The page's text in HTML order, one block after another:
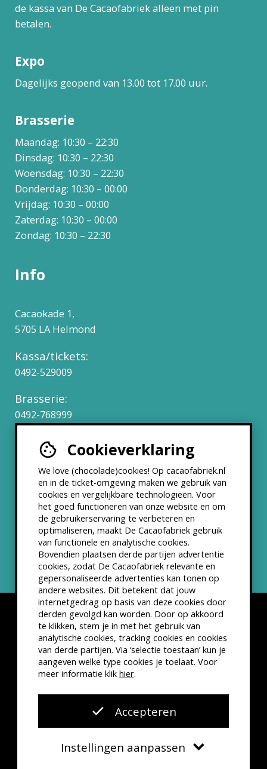
Cookieverklaring
We love (chocolade)cookies! Op cacaofabriek.nl
en in de ticket-omgeving maken we gebruik van
cookies en vergelijkbare technologieën. Voor
het goed functioneren van onze website en om
de gebruikerservaring te verbeteren en
optimaliseren, maakt De Cacaofabriek gebruik
van functionele en analytische cookies.
Bovendien plaatsen derde partijen advertentie
cookies, zodat De Cacaofabriek relevante en
gepersonaliseerde advertenties kan tonen op
andere websites. Dit betekent dat jouw
internetgedrag op basis van deze cookies door
derden gevolgd kan worden. Door op akkoord
te klikken, stem je in met het gebruik van
analytische cookies, tracking cookies en cookies
van derde partijen. Via ‘selectie toestaan’ kun je
aangeven welke type cookies je toelaat. Voor
meer informatie klik hier.
Accepteren
Instellingen aanpassen
de kassa van De Cacaofabriek alleen met pin
betalen.
Expo
Dagelijks geopend van 13.00 tot 17.00 uur.
Brasserie
Maandag: 10:30 – 22:30
Dinsdag: 10:30 – 22:30
Woensdag: 10:30 – 22:30
Donderdag: 10:30 – 00:00
Vrijdag: 10:30 – 00:00
Zaterdag: 10:30 – 00:00
Zondag: 10:30 – 22:30
Info
Cacaokade 1,
5705 LA Helmond
Kassa/tickets:
0492-529009
Brasserie:
0492-768999
Werken bij
Partners & Samenwerkingen
ANBI status
Nieuwsbrief
Disclaimer Privacyverklaring
Kleine lettertjes
VSCD Bezoekersvoorwaarden
Website doorThe Cre8ion.Lab